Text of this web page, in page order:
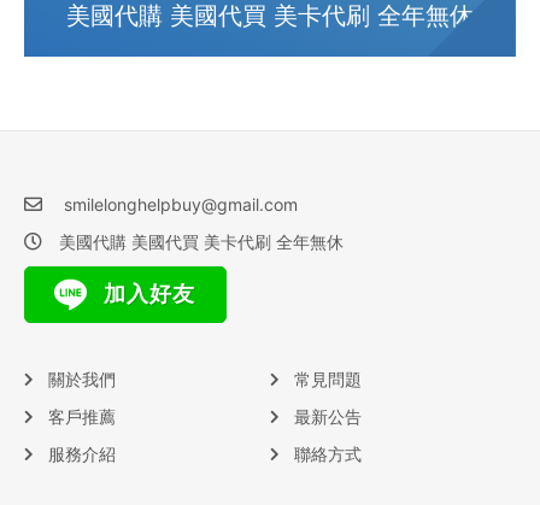
美國代購 美國代買 美卡代刷 全年無休
smilelonghelpbuy@gmail.com
美國代購 美國代買 美卡代刷 全年無休
加入好友
關於我們
客戶推薦
服務介紹
常見問題
最新公告
聯絡方式